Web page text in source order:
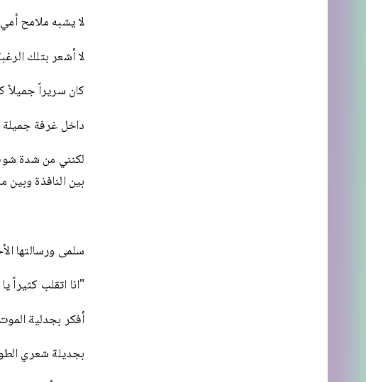
لا يشبه ملامح أمي
لا أشعر بتلك
كان سريراً جميلاً
داخل غرفة جميلة
لكنني من شدة
بين النافذة
سلمى ورسالتها
"انا اتقلب كثيراً
أفكر بجدلية
بجديلة شعري